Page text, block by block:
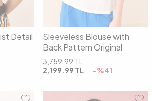
Detail
Sleeveless Blouse with
Back Pattern Original
3,759.99TL
2,199.99 TL -%41